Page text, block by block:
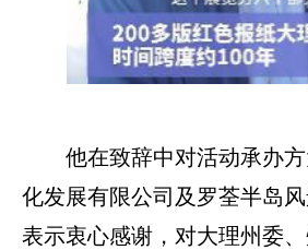
他在致辞中对活动承办
化发展有限公司及罗荃半岛
表示衷心感谢，对大理州委、